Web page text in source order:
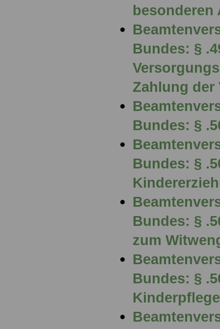
besonderen
Bundes: §
Zahlung der
Bundes: §
Bundes: §
Bundes: §
zum
Bundes: §